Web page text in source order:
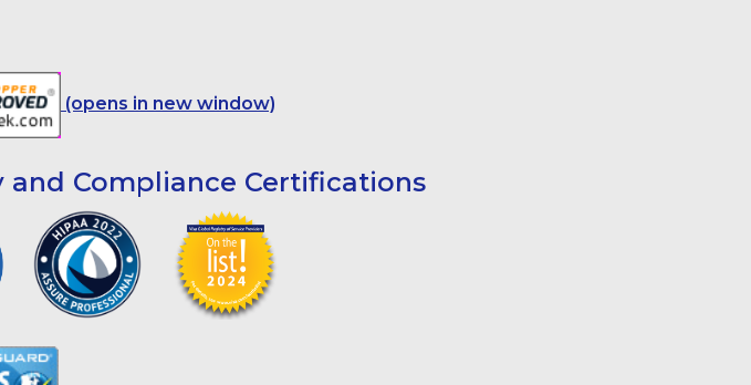
(opens in new window)
and Compliance Certifications